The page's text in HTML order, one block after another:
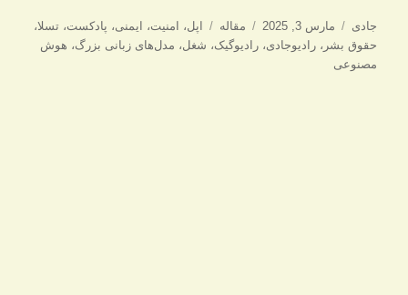
نویسنده
جادی
ارسال
شده
در
مارس 3, 2025 دسته‌ها
مقاله برچسب‌ها
اپل، امنیت، ایمنی، پادکست، تسلا،
حقوق بشر ،رادیوجادی،رادیوگیک، شغل، مدل‌های زبانی بزرگ، هوش
مصنوعی